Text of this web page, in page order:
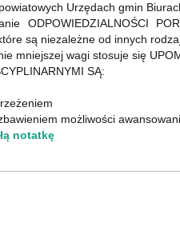
Urzędach gmin
ODPOWIEDZIALNOŚCI
są niezależne od innych
mniejszej wagi stosuje się
SĄ:
możliwości
notatkę